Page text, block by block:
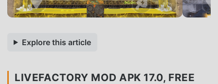
Explore this article
LIVEFACTORY MOD APK 17.0, FREE